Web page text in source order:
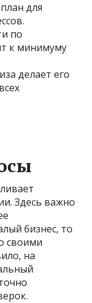
для
по
к минимуму
делает его
Здесь важно
бизнес, то
своими
на